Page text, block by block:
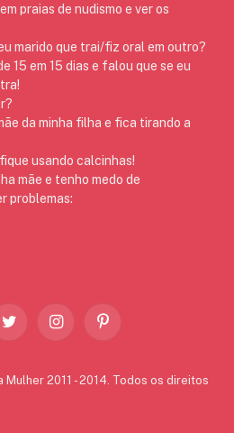
praias de nudismo e ver os
marido que trai/fiz oral em outro?
15 em 15 dias e falou que se eu
da minha filha e fica tirando a
usando calcinhas!
mãe e tenho medo de
problemas:
Twitter InstagramPinterest
2011 - 2014. Todos os direitos